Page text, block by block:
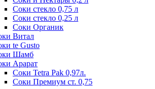
Соки стекло 0,75 л
Соки стекло 0,25 л
Соки Органик
Витал
te Gusto
Шамб
Арарат
Соки Tetra Pak 0,97л.
Соки Премиум ст. 0,75